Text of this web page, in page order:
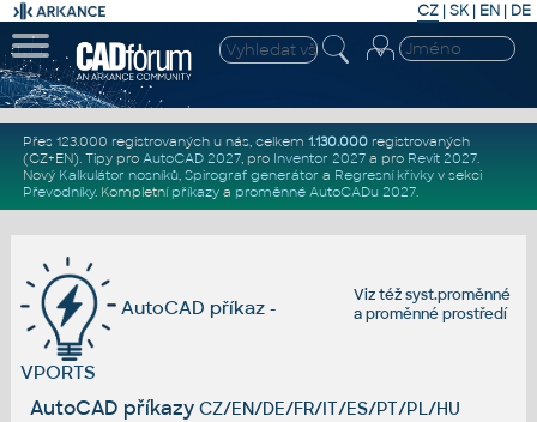
CZ | SK| EN | DE
Přes 123.000 registrovaných u nás, celkem 1.130.000registrovaných
(CZ+EN). Tipy pro AutoCAD 2027, pro Inventor 2027a pro Revit 2027.
Nový Kalkulátor nosníků, Spirograf generátor a Regresní křivkyv sekci
Převodníky. Kompletní příkazya proměnné AutoCADu 2027.
Viz téžsyst.proměnné
aproměnné prostředí
AutoCAD příkaz -
VPORTS
AutoCAD příkazy CZ/EN/DE/FR/IT/ES/PT/PL/HU